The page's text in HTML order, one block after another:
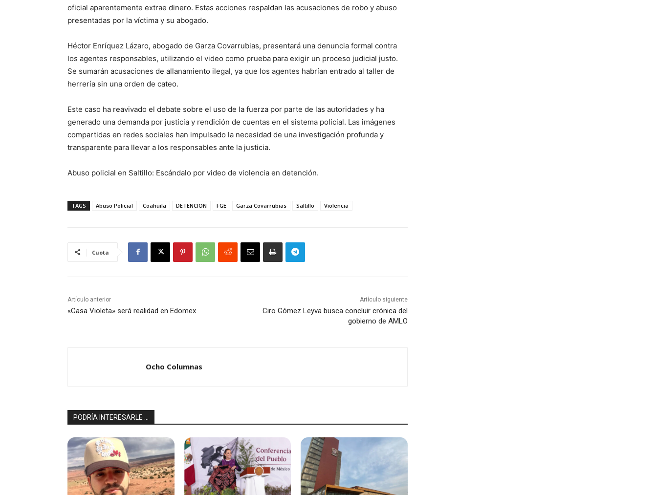
oficial aparentemente extrae dinero. Estas acciones respaldan las acusaciones de robo y abuso
presentadas por la víctima y su abogado.
Héctor Enríquez Lázaro, abogado de Garza Covarrubias, presentará una denuncia formal contra
los agentes responsables, utilizando el video como prueba para exigir un proceso judicial justo.
Se sumarán acusaciones de allanamiento ilegal, ya que los agentes habrían entrado al taller de
herrería sin una orden de cateo.
Este caso ha reavivado el debate sobre el uso de la fuerza por parte de las autoridades y ha
generado una demanda por justicia y rendición de cuentas en el sistema policial. Las imágenes
compartidas en redes sociales han impulsado la necesidad de una investigación profunda y
transparente para llevar a los responsables ante la justicia.
Abuso policial en Saltillo: Escándalo por video de violencia en detención.
TAGS Abuso Policial Coahuila DETENCION FGE Garza Covarrubias Saltillo Violencia
Cuota
Artículo anterior
«Casa Violeta» será realidad en Edomex
Artículo siguiente
Ciro Gómez Leyva busca concluir crónica del
gobierno de AMLO
Ocho Columnas
PODRÍA INTERESARLE ...